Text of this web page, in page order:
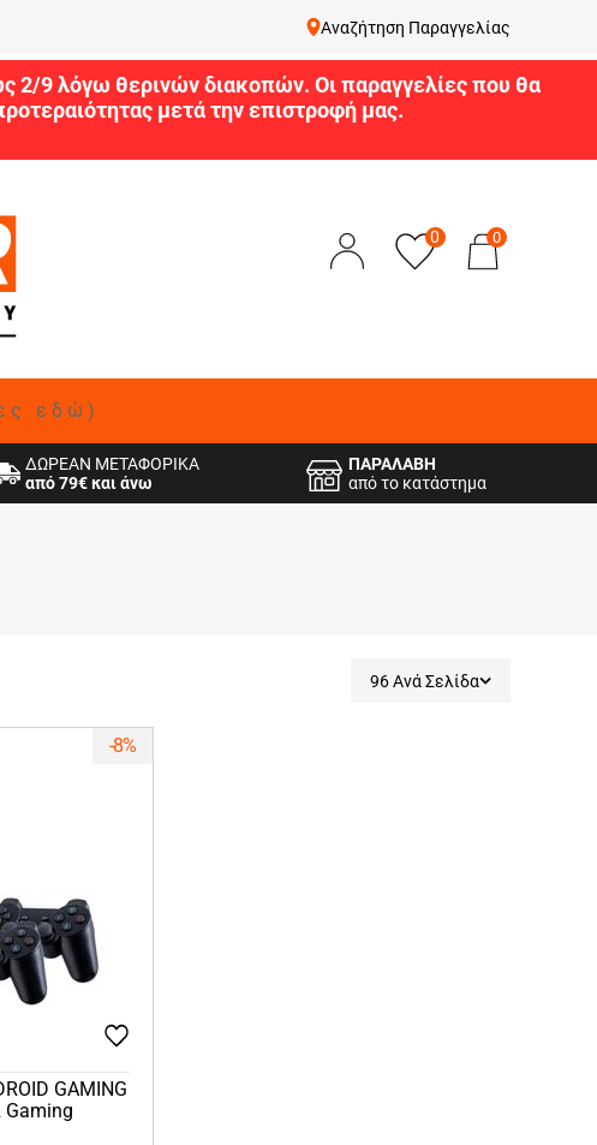
Αναζήτηση Παραγγελίας
2/9 λόγω θερινών διακοπών. Οι παραγγελίες που θα
μετά την επιστροφή μας.
0 0
εδώ)
ΔΩΡΕΑΝ ΜΕΤΑΦΟΡΙΚΑ
από 79€ και άνω
ΠΑΡΑΛΑΒΗ
από το κατάστημα
96 Ανά Σελίδα
-8%
GAMING
Gaming